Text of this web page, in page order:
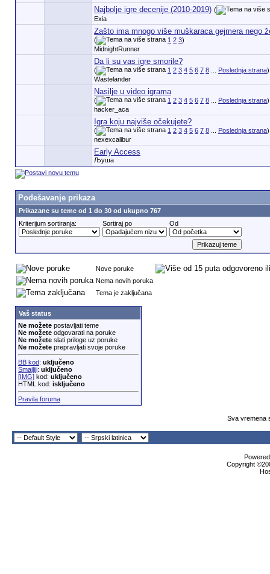
Najbolje igre decenije (2010-2019) (
Exia
Zašto ima mnogo više muškaraca gejmera nego
( 1 2 3)
MidnightRunner
Da li su vas igre smorile?
( 1 2 3 4 5 6 7 8... Poslednja strana)
Wastelander
Nasilje u video igrama
( 1 2 3 4 5 6 7 8... Poslednja strana)
hacker_aca
Igra koju najviše očekujete?
( 1 2 3 4 5 6 7 8... Poslednja strana)
nexexcalibur
Early Access
Љуша
Podešavanje prikaza
Prikazane su teme od 1 do 30 od ukupno 767
Kriterijum sortiranja:
Sortiraj po Od
Nove poruke
Nema novih poruka
Tema je zaključana
Vaš status
Ne možetepostavljati teme
Ne možeteodgovarati na poruke
Ne možeteslati priloge uz poruke
Ne možeteprepravljati svoje poruke
BB kod: uključeno
Smajliji: uključeno
[IMG]kod: uključeno
HTML kod: isključeno
Pravila foruma
Sva vremena
Copyright